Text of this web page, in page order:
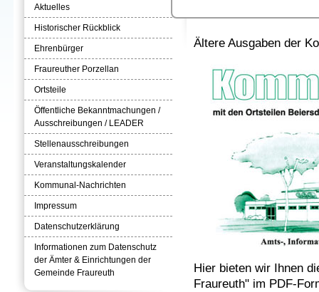
Ältere Ausgaben der
Hier bieten wir Ihnen
Fraureuth" im PDF-
Aktuelles
Historischer Rückblick
Ehrenbürger
Fraureuther Porzellan
Ortsteile
Öffentliche Bekanntmachungen /
Ausschreibungen / LEADER
Stellenausschreibungen
Veranstaltungskalender
Kommunal-Nachrichten
Impressum
Datenschutzerklärung
Informationen zum Datenschutz
der Ämter & Einrichtungen der
Gemeinde Fraureuth